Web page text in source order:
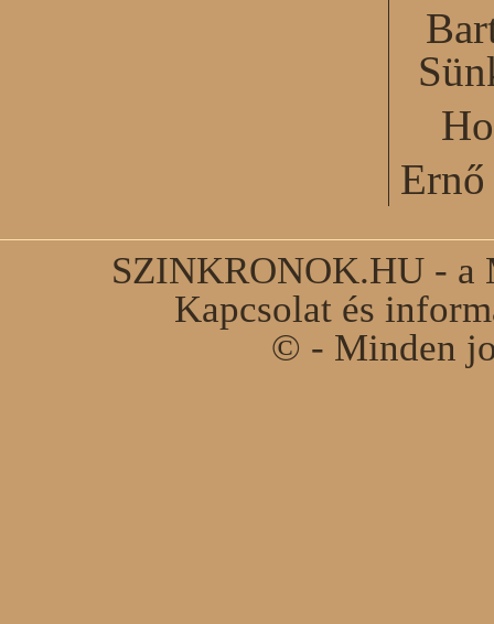
SZINKRONOK.HU - a
Kapcsolat és
© - Minden